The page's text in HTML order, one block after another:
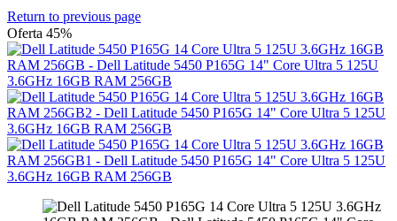
Return to previous page
Oferta 45%